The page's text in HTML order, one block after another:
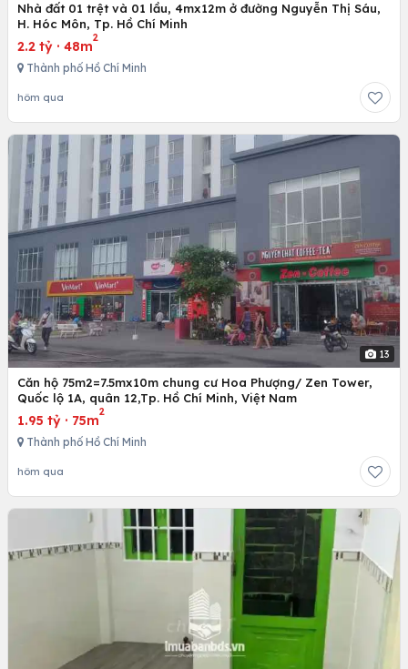
Nhà đất 01 trệt và 01 lầu, 4mx12m ở đường Nguyễn Thị Sáu,
H. Hóc Môn, Tp. Hồ Chí Minh
2.2 tỷ · 48m
2
Thành phố Hồ Chí Minh
hôm qua
13
Căn hộ 75m2=7.5mx10m chung cư Hoa Phượng/ Zen Tower,
Quốc lộ 1A, quân 12,Tp. Hồ Chí Minh, Việt Nam
1.95 tỷ · 75m
2
Thành phố Hồ Chí Minh
hôm qua